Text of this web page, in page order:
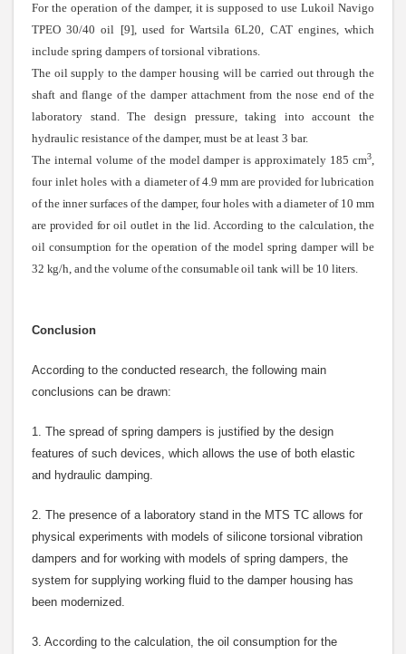
For the operation of the damper, it is supposed to use Lukoil Navigo
TPEO 30/40 oil [9], used for Wartsila 6L20, CAT engines, which
include spring dampers of torsional vibrations.
The oil supply to the damper housing will be carried out through the
shaft and flange of the damper attachment from the nose end of the
laboratory stand. The design pressure, taking into account the
hydraulic resistance of the damper, must be at least 3 bar.
The internal volume of the model damper is approximately 185 cm3,
four inlet holes with a diameterof 4.9 mm are provided for lubrication
of the inner surfaces of the damper, four holes with a diameter of 10 mm
are provided for oil outlet in the lid. According to the calculation, the
oil consumption for the operation of the model spring damper will be
32 kg/h, and the volume of the consumable oil tank will be 10 liters.
Conclusion
According to the conducted research, the following main
conclusions can be drawn:
1. The spread of spring dampers is justified by the design
features of such devices, which allows the use of both elastic
and hydraulic damping.
2. The presence of a laboratory stand in the MTS TC allows for
physical experiments with models of silicone torsional vibration
dampers and for working with models of spring dampers, the
system for supplying working fluid to the damper housing has
been modernized.
3. According to the calculation, the oil consumption for the